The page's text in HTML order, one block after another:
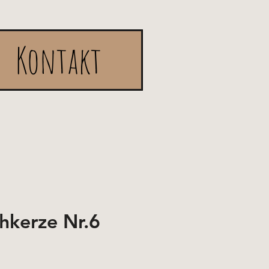
Kontakt
Nr.6